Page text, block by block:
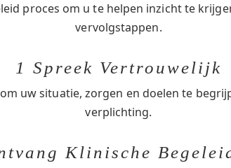
proces om u te helpen inzicht te
vervolgstappen.
1 Spreek Vertrouwelijk
uw situatie, zorgen en doelen te
verplichting.
Klinische